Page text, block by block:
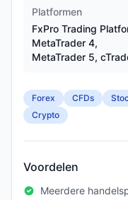
Platformen
FxPro Trading
MetaTrader 4,
MetaTrader 5,
Forex CFDs
Crypto
Voordelen
Meerdere